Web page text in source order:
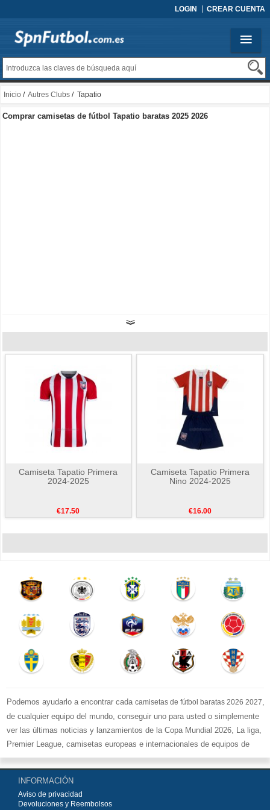
LOGIN CREAR CUENTA
Inicio / Autres Clubs / Tapatio
Comprar camisetas de fútbol Tapatio baratas 2025 2026
Camiseta Tapatio Primera
2024-2025
€17.50
Camiseta Tapatio Primera
Nino 2024-2025
€16.00
Podemos ayudarlo a encontrar cada camisetas de fútbol baratas 2026 2027,
de cualquier equipo del mundo, conseguir uno para usted o simplemente
ver las últimas noticias y lanzamientos de la Copa Mundial 2026, La liga,
Premier League, camisetas europeas e internacionales de equipos de
fútbol y kits.
Comprecamisetas de fútbol baratas replicasen la tienda deportiva
más grande de Europa. ¡Grandes ofertas en todas las camisetas del club
de fútbol, ​​kits europeos e internacionales, todo a los precios más bajos!
INFORMACIÓN
Aviso de privacidad
Devoluciones y Reembolsos